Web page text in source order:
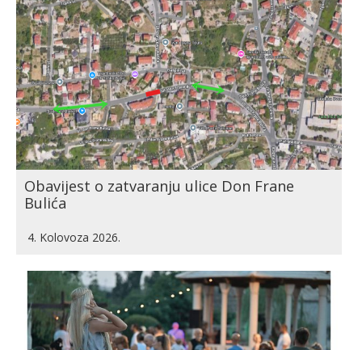
Obavijest o zatvaranju ulice Don Frane
Bulića
4. Kolovoza 2026.